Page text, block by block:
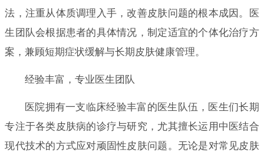
法，注重从体质调理入手，改善皮肤问题的根本成因。医
生团队会根据患者的具体情况，制定适宜的个体化治疗方
案，兼顾短期症状缓解与长期皮肤健康管理。
经验丰富，专业医生团队
医院拥有一支临床经验丰富的医生队伍，医生们长期
专注于各类皮肤病的诊疗与研究，尤其擅长运用中医结合
现代技术的方式应对顽固性皮肤问题。无论是对常见皮肤